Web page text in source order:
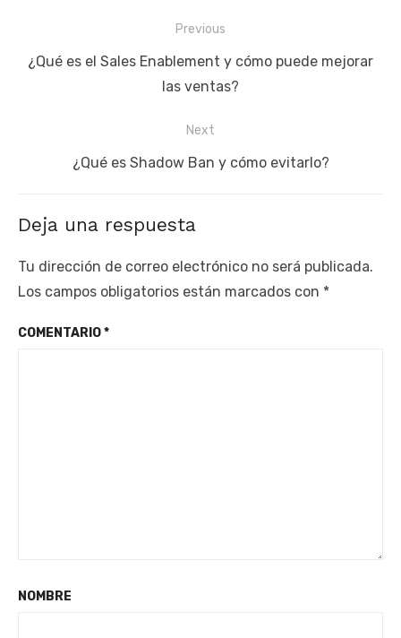
de
Previous
Previous
¿Qué es el Sales Enablement y cómo puede mejorar
las ventas?
Next
Next
¿Qué es Shadow Ban y cómo evitarlo?
Deja una respuesta
Tu dirección de correo electrónico no será publicada.
Los campos obligatorios están marcados con *
COMENTARIO*
NOMBRE